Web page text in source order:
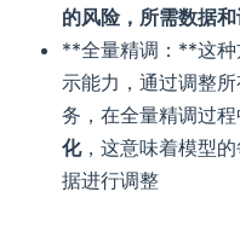
的风险，所需数据
**全量精调：**这种
示能力，通过调整
务，在全量精调过程
化，这意味着模型
据进行调整